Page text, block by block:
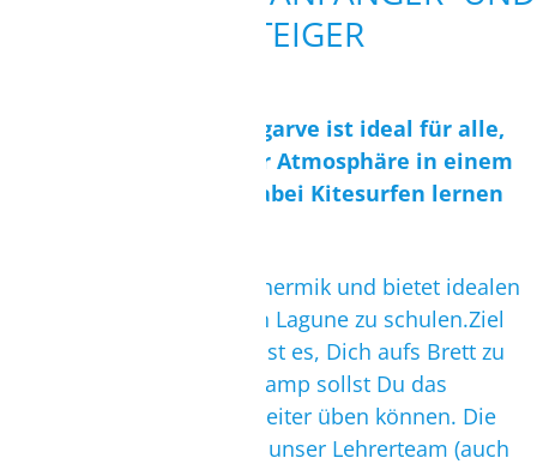
AUFSTEIGER
Das Kite Camp an der Algarve ist ideal für alle,
die gerne in entspannter Atmosphäre in einem
wohnen und dabei Kitesurfen lernen
Ab ca. 13 Uhr startet die Thermik und bietet idealen
Wind, um in der stehtiefen Lagune zu schulen.Ziel
unserer Intensivschulung ist es, Dich aufs Brett zu
bringen – nach unserem Camp sollst Du das
Kitesurfen selbstständig weiter üben können. Die
ständige Betreuung durch unser Lehrerteam (auch